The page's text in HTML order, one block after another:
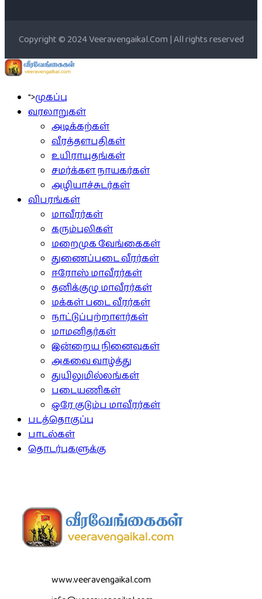
Copyright © 2024 Veeravengaikal.Com | All rights reserved
">முகப்பு
வரலாறுகள்
அடிக்கற்கள்
வீரத்தளபதிகள்
உயிராயுதங்கள்
சமர்க்கள நாயகர்கள்
அழியாச்சுடர்கள்
விபரங்கள்
மாவீரர்கள்
கரும்புலிகள்
மறைமுக வேங்கைகள்
துணைப்படை வீரர்கள்
ஈரோஸ் மாவீரர்கள்
தனிக்குழு மாவீரர்கள்
மக்கள் படை வீரர்கள்
நாட்டுப்பற்றாளர்கள்
மாமனிதர்கள்
இன்றைய நினைவுகள்
அகவை வாழ்த்து
துயிலுமில்லங்கள்
படையணிகள்
ஒரே குடும்ப மாவீரர்கள்
படத்தொகுப்பு
பாடல்கள்
தொடர்புகளுக்கு
www.veeravengaikal.com